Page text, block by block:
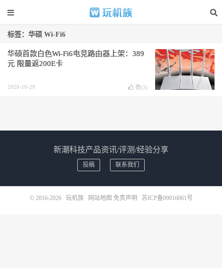
标签：华硕 Wi-Fi6
华硕首款白色Wi-Fi6电竞路由器上架：389
元 限量返200E卡
2020-10-29 赞(3)
新潮科技产品资讯/评测/经验分享
投稿 联系我们
© 2016-2026 玩机族 网站地图 免责声明 苏ICP备09016061号